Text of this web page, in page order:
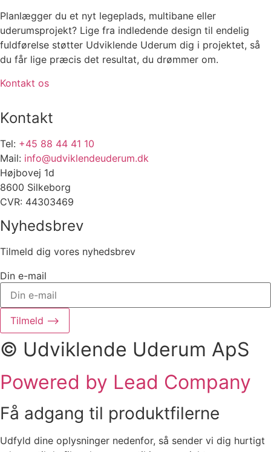
Planlægger du et nyt legeplads, multibane eller
uderumsprojekt? Lige fra indledende design til endelig
fuldførelse støtter Udviklende Uderum dig i projektet, så
du får lige præcis det resultat, du drømmer om.
Kontakt os
Kontakt
Tel: +45 88 44 41 10
Mail: info@udviklendeuderum.dk
Højbovej 1d
8600 Silkeborg
CVR: 44303469
Nyhedsbrev
Tilmeld dig vores nyhedsbrev
Din e-mail
Tilmeld ⟶
© Udviklende Uderum ApS
Powered by Lead Company
Få adgang til produktfilerne
Udfyld dine oplysninger nedenfor, så sender vi dig hurtigt